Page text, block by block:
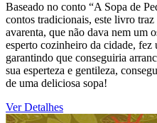
Baseado no conto “A Sopa de
contos tradicionais, este livro
avarenta, que não dava nem um
esperto cozinheiro da cidade, fez
garantindo que conseguiria
sua esperteza e gentileza,
de uma deliciosa sopa!
Ver Detalhes